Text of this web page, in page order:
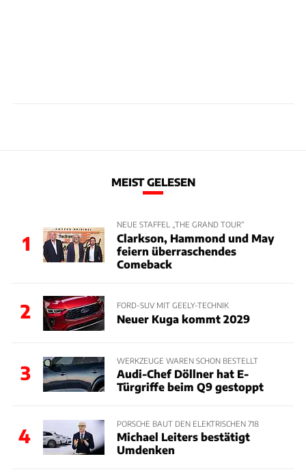
MEIST GELESEN
1
NEUE STAFFEL „THE GRAND TOUR“
Clarkson, Hammond und May
feiern überraschendes
Comeback
2 FORD-SUV MIT GEELY-TECHNIK
Neuer Kuga kommt 2029
3
WERKZEUGE WAREN SCHON BESTELLT
Audi-Chef Döllner hat E-
Türgriffe beim Q9 gestoppt
4
PORSCHE BAUT DEN ELEKTRISCHEN 718
Michael Leiters bestätigt
Umdenken